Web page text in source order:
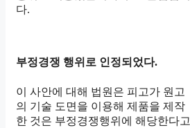
다.
부정경쟁 행위로 인정되었다.
이 사안에 대해 법원은 피고가 원고
의 기술 도면을 이용해 제품을 제작
한 것은 부정경쟁행위에 해당한다고